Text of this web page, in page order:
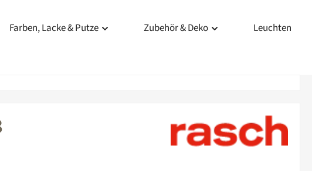
Farben, Lacke & Putze Zubehör & Deko Leuchten